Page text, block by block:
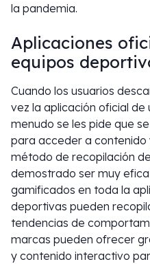
la pandemia.
Aplicaciones
equipos
Cuando los usuarios
vez la aplicación oficial
menudo se les pide que
para acceder a contenido
método de recopilación
demostrado ser muy
gamificados en toda la
deportivas pueden
tendencias de
marcas pueden ofrecer
y contenido interactivo